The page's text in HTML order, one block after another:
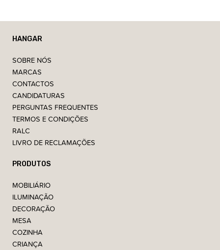
HANGAR
SOBRE NÓS
MARCAS
CONTACTOS
CANDIDATURAS
PERGUNTAS FREQUENTES
TERMOS E CONDIÇÕES
RALC
LIVRO DE RECLAMAÇÕES
PRODUTOS
MOBILIÁRIO
ILUMINAÇÃO
DECORAÇÃO
MESA
COZINHA
CRIANÇA